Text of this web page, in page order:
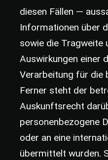
diesen Fällen —
Informationen über
sowie die Tragweite
Auswirkungen einer
Verarbeitung für die
Ferner steht der
Auskunftsrecht
personenbezogene
oder an eine
übermittelt wurden.